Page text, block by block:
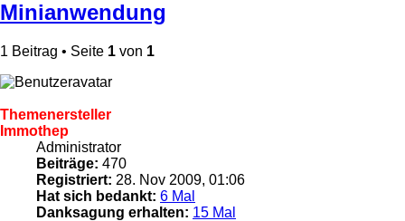
Minianwendung
1 Beitrag • Seite 1 von 1
Themenersteller
Immothep
Administrator
Beiträge: 470
Registriert: 28. Nov 2009, 01:06
Hat sich bedankt: 6 Mal
Danksagung erhalten: 15 Mal